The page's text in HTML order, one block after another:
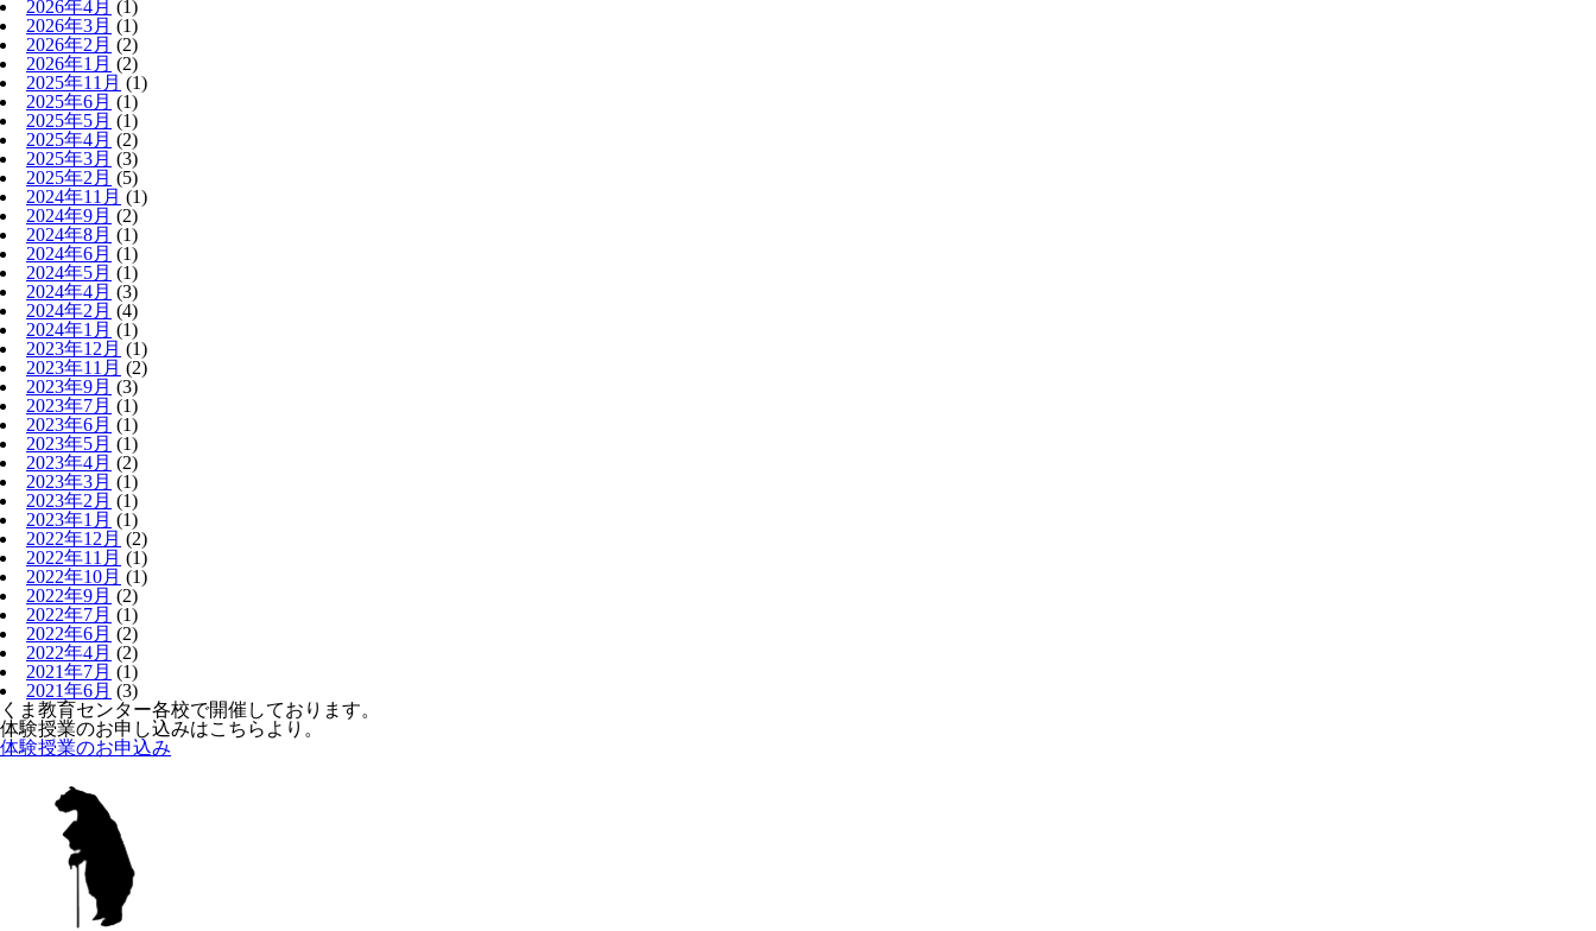
2026年4月 (1)
2026年3月 (1)
2026年2月 (2)
2026年1月 (2)
2025年11月 (1)
2025年6月 (1)
2025年5月 (1)
2025年4月 (2)
2025年3月 (3)
2025年2月 (5)
2024年11月 (1)
2024年9月 (2)
2024年8月 (1)
2024年6月 (1)
2024年5月 (1)
2024年4月 (3)
2024年2月 (4)
2024年1月 (1)
2023年12月 (1)
2023年11月 (2)
2023年9月 (3)
2023年7月 (1)
2023年6月 (1)
2023年5月 (1)
2023年4月 (2)
2023年3月 (1)
2023年2月 (1)
2023年1月 (1)
2022年12月 (2)
2022年11月 (1)
2022年10月 (1)
2022年9月 (2)
2022年7月 (1)
2022年6月 (2)
2022年4月 (2)
2021年7月 (1)
2021年6月 (3)
くま教育センター各校で開催しております。
体験授業のお申し込みはこちらより。
体験授業のお申込み